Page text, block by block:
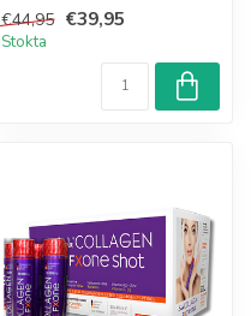
MSM, Tip 1-2-...
€44,95 €39,95
Stokta